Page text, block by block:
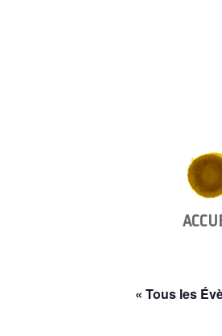
« Tous les